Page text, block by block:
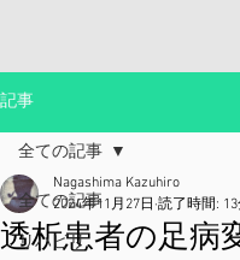
記事
全ての記事
リハビリ
全ての記事
透析患者の足病
Nagashima Kazuhiro
2024年11月27日 読了時間: